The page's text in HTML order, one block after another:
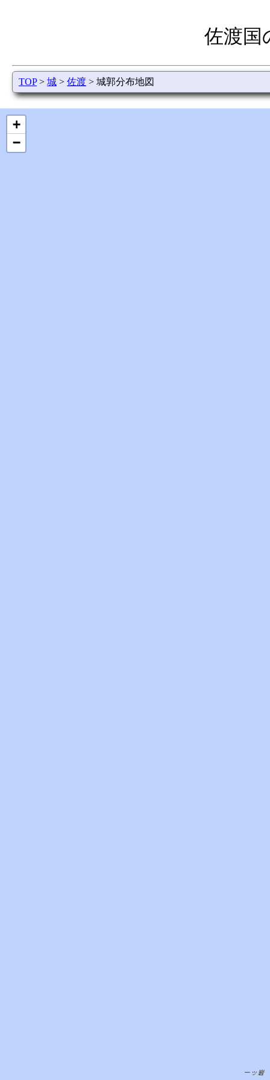
佐渡国
TOP> 城 > 佐渡 > 城郭分布地図
+
−